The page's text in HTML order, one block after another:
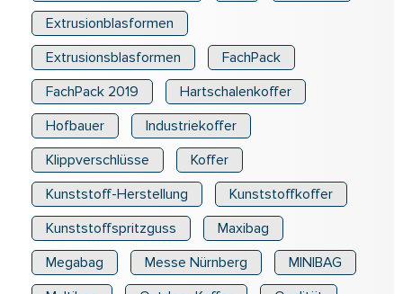
Extrusionblasformen
Extrusionsblasformen
FachPack
FachPack 2019
Hartschalenkoffer
Hofbauer
Industriekoffer
Klippverschlüsse
Koffer
Kunststoff-Herstellung
Kunststoffkoffer
Kunststoffspritzguss
Maxibag
Megabag
Messe Nürnberg
MINIBAG